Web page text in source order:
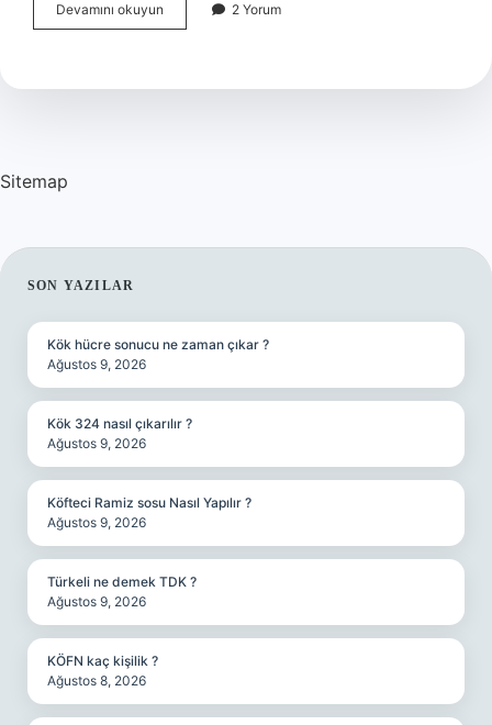
Devamını okuyun
Kamaşmak
?
2 Yorum
Sitemap
SIDEBAR
SON YAZILAR
Kök hücre sonucu ne zaman çıkar ?
Ağustos 9, 2026
Kök 324 nasıl çıkarılır ?
Ağustos 9, 2026
Köfteci Ramiz sosu Nasıl Yapılır ?
Ağustos 9, 2026
Türkeli ne demek TDK ?
Ağustos 9, 2026
KÖFN kaç kişilik ?
Ağustos 8, 2026